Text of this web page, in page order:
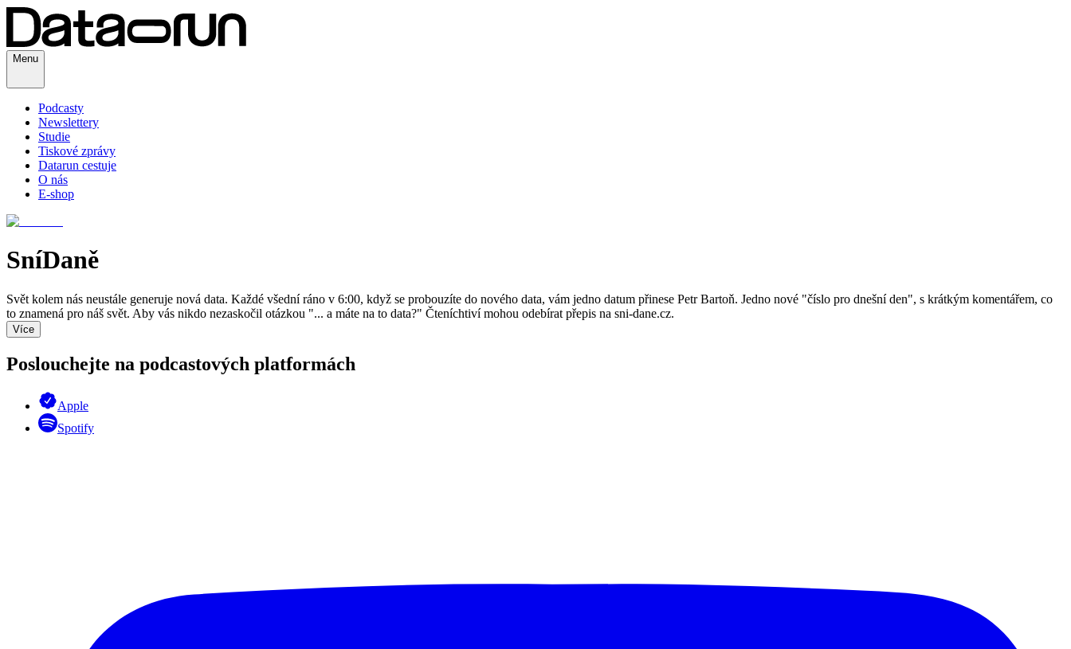
Menu
Podcasty
Newslettery
Studie
Tiskové zprávy
Datarun cestuje
O nás
E-shop
SníDaně
Svět kolem nás neustále generuje nová data. Každé všední ráno v 6:00, když se probouzíte do nového data, vám jedno datum přinese Petr Bartoň. Jedno nové "číslo pro dnešní den", s krátkým komentářem, co
to znamená pro náš svět. Aby vás nikdo nezaskočil otázkou "... a máte na to data?" Čteníchtiví mohou odebírat přepis na sni-dane.cz.
Více
Poslouchejte na podcastových platformách
Apple
Spotify